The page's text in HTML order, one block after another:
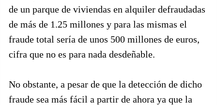
de un parque de viviendas en alquiler defraudadas
de más de 1.25 millones y para las mismas el
fraude total sería de unos 500 millones de euros,
cifra que no es para nada desdeñable.
No obstante, a pesar de que la detección de dicho
fraude sea más fácil a partir de ahora ya que la